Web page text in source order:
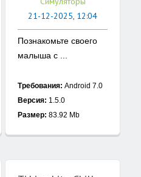
21-12-2025, 12:04
Познакомьте своего
малыша с ...
Требования: Android 7.0
Версия: 1.5.0
Размер: 83.92 Mb